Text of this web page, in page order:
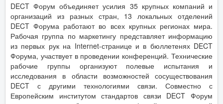
DECT Форум объединяет усилия 35 крупных компаний и
организаций из разных стран, 13 локальных отделений
DECT Форума работают во всех крупных регионах мира.
Рабочая группа по маркетингу представляет информацию
из первых рук на Internet-странице и в бюллетенях DECT
Форума, участвует в проведении конференций. Технические
рабочие группы организуют полевые испытания и
исследования в области возможностей сосуществования
DECT с другими технологиями связи. Совместно с
Европейским институтом стандартов связи DECT Форум